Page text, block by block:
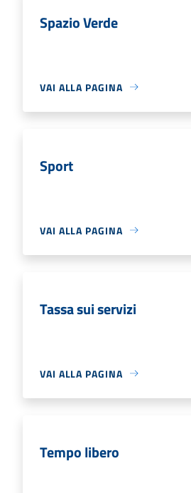
Spazio Verde
VAI ALLA PAGINA
Sport
VAI ALLA PAGINA
Tassa sui servizi
VAI ALLA PAGINA
Tempo libero